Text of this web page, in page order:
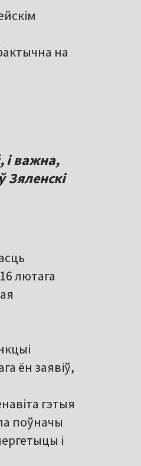
на
і важна,
Зяленскі
лютага
ён заявіў,
гэтыя
поўначы
і